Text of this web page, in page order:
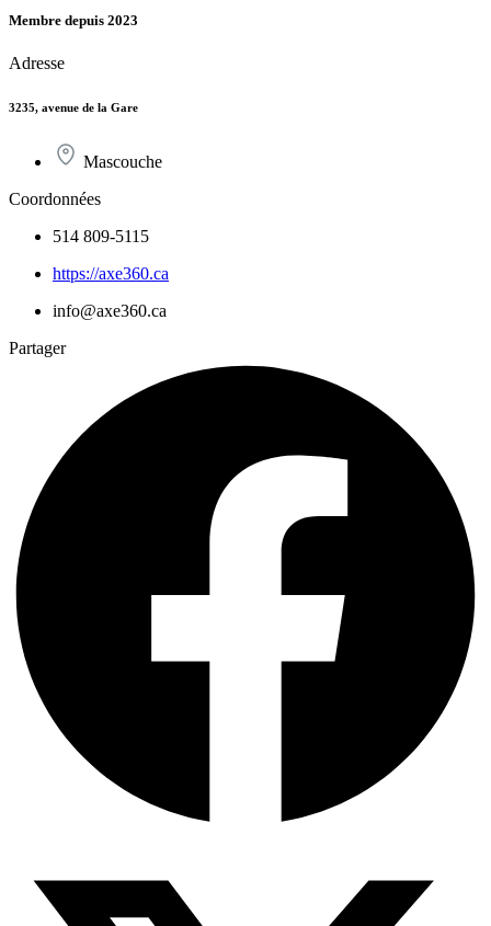
Membre depuis 2023
Adresse
3235, avenue de la Gare
Mascouche
Coordonnées
514 809-5115
https://axe360.ca
info@axe360.ca
Partager